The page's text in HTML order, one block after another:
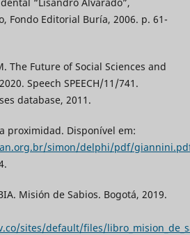
Fondo Editorial Buría, 2006. p. 61-
The Future of Social Sciences and
Speech SPEECH/11/741.
database, 2011.
proximidad. Disponível em:
simon/delphi/pdf/
Misión de Sabios. Bogotá, 2019.
sites/default/files/